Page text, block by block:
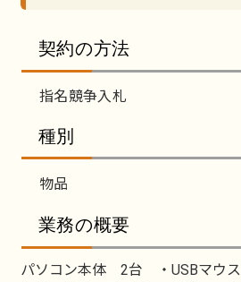
契約の方法
指名競争入札
種別
物品
業務の概要
パソコン本体 2台 ・USBマウ